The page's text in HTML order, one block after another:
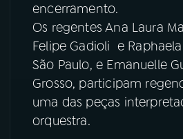
08PRÊMIO RÁDIO MEC
ACOMPANHE A RÁDIO MEC
YouTube
encerramento.
Os regentes Ana Laura
Felipe Gadioli e
São Paulo, e Emanuelle
Grosso, participam
uma das peças
orquestra.